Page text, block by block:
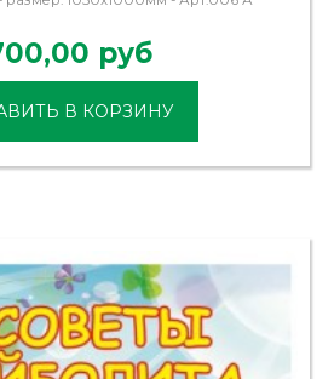
руб
В КОРЗИНУ